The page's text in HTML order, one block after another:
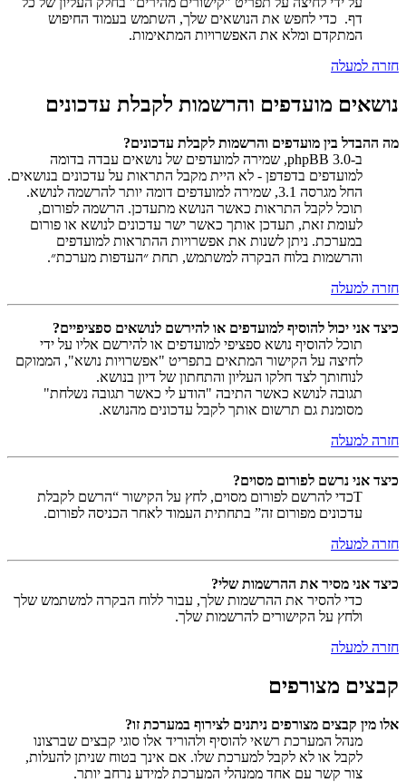
דף. כדי לחפש את הנושאים שלך, השתמש בעמוד החיפוש
המתקדם ומלא את האפשרויות המתאימות.
חזרה למעלה
נושאים מועדפים והרשמות לקבלת עדכונים
מה ההבדל בין מועדפים והרשמות לקבלת עדכונים?
ב-phpBB 3.0, שמירה למועדפים של נושאים עבדה בדומה
למועדפים בדפדפן - לא היית מקבל התראות על עדכונים בנושאים.
החל מגרסה 3.1, שמירה למועדפים דומה יותר להרשמה לנושא.
תוכל לקבל התראות כאשר הנושא מתעדכן. הרשמה לפורום,
לעומת זאת, תעדכן אותך כאשר ישר עדכונים לנושא או פורום
במערכת. ניתן לשנות את אפשרויות ההתראות למועדפים
והרשמות בלוח הבקרה למשתמש, תחת ״העדפות מערכת״.
חזרה למעלה
כיצד אני יכול להוסיף למועדפים או להירשם לנושאים ספציפיים?
תוכל להוסיף נושא ספציפי למועדפים או להירשם אליו על ידי
לחיצה על הקישור המתאים בתפריט "אפשרויות נושא", הממוקם
לנוחותך לצד חלקו העליון והתחתון של דיון בנושא.
תגובה לנושא כאשר התיבה "הודע לי כאשר תגובה נשלחת"
מסומנת גם תרשום אותך לקבל עדכונים מהנושא.
חזרה למעלה
כיצד אני נרשם לפורום מסוים?
Tכדי להרשם לפורום מסוים, לחץ על הקישור “הרשם לקבלת
עדכונים מפורום זה” בתחתית העמוד לאחר הכניסה לפורום.
חזרה למעלה
כיצד אני מסיר את ההרשמות שלי?
כדי להסיר את ההרשמות שלך, עבור ללוח הבקרה למשתמש שלך
ולחץ על הקישורים להרשמות שלך.
חזרה למעלה
קבצים מצורפים
אלו מין קבצים מצורפים ניתנים לצירוף במערכת זו?
מנהל המערכת רשאי להוסיף ולהוריד אלו סוגי קבצים שברצונו
לקבל או לא לקבל למערכת שלו. אם אינך בטוח שניתן להעלות,
צור קשר עם אחד ממנהלי המערכת למידע נרחב יותר.